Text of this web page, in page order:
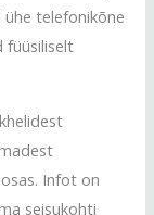
telefonikõne
füüsiliselt
Infot on
seisukohti